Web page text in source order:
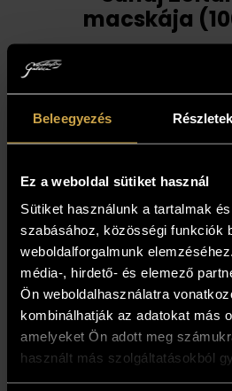
Beleegyezés Részletek
Ez a weboldal sütiket használ
Sütiket használunk a tartalmak
szabásához, közösségi funkciók
weboldalforgalmunk
média-, hirdető- és elemező
Ön weboldalhasználatra
kombinálhatják az adatokat más
amelyeket Ön adott meg
használt más szolgáltatásokból
macskája
Kosárba